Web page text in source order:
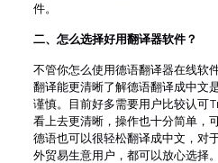
件。
二、 怎么选择好用翻译器软件？
不管你怎么使用德语翻译器在线软
翻译能更清晰了解德语翻译成中文
谨慎。目前好多需要用户比较认可
看上去更清晰，操作也十分简单，
德语也可以很轻松翻译成中文，对
外贸易生意用户，都可以放心选择。